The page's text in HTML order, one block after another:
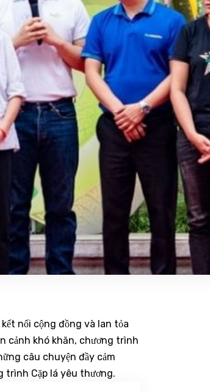
nối cộng đồng và lan tỏa
cảnh khó khăn, chương trình
câu chuyện đầy cảm
trình Cặp lá yêu thương.